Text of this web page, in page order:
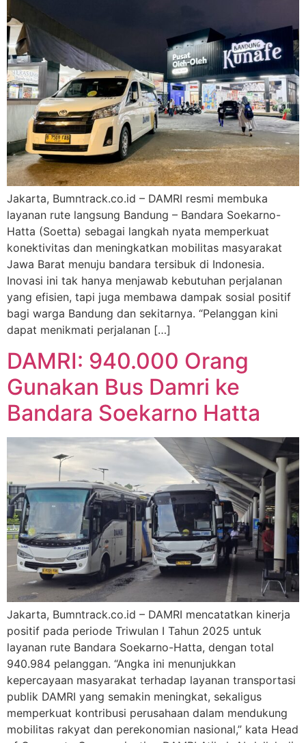
Jakarta, Bumntrack.co.id – DAMRI resmi membuka
layanan rute langsung Bandung – Bandara Soekarno-
Hatta (Soetta) sebagai langkah nyata memperkuat
konektivitas dan meningkatkan mobilitas masyarakat
Jawa Barat menuju bandara tersibuk di Indonesia.
Inovasi ini tak hanya menjawab kebutuhan perjalanan
yang efisien, tapi juga membawa dampak sosial positif
bagi warga Bandung dan sekitarnya. “Pelanggan kini
dapat menikmati perjalanan […]
DAMRI: 940.000 Orang
Gunakan Bus Damri ke
Bandara Soekarno Hatta
Jakarta, Bumntrack.co.id – DAMRI mencatatkan kinerja
positif pada periode Triwulan I Tahun 2025 untuk
layanan rute Bandara Soekarno-Hatta, dengan total
940.984 pelanggan. “Angka ini menunjukkan
kepercayaan masyarakat terhadap layanan transportasi
publik DAMRI yang semakin meningkat, sekaligus
memperkuat kontribusi perusahaan dalam mendukung
mobilitas rakyat dan perekonomian nasional,” kata Head